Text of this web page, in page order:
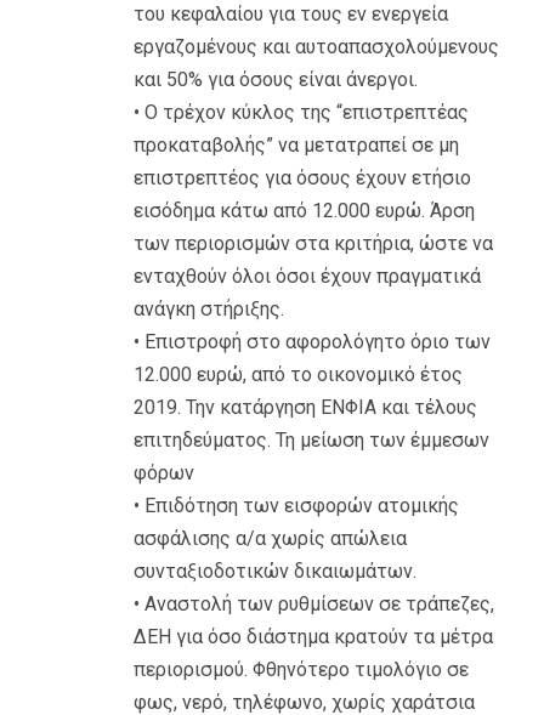
του κεφαλαίου για τους εν ενεργεία
εργαζομένους και αυτοαπασχολούμενους
και 50% για όσους είναι άνεργοι.
• Ο τρέχον κύκλος της “επιστρεπτέας
προκαταβολής” να μετατραπεί σε μη
επιστρεπτέος για όσους έχουν ετήσιο
εισόδημα κάτω από 12.000 ευρώ. Άρση
των περιορισμών στα κριτήρια, ώστε να
ενταχθούν όλοι όσοι έχουν πραγματικά
ανάγκη στήριξης.
• Επιστροφή στο αφορολόγητο όριο των
12.000 ευρώ, από το οικονομικό έτος
2019. Την κατάργηση ΕΝΦΙΑ και τέλους
επιτηδεύματος. Τη μείωση των έμμεσων
φόρων
• Επιδότηση των εισφορών ατομικής
ασφάλισης α/α χωρίς απώλεια
συνταξιοδοτικών δικαιωμάτων.
• Αναστολή των ρυθμίσεων σε τράπεζες,
ΔΕΗ για όσο διάστημα κρατούν τα μέτρα
περιορισμού. Φθηνότερο τιμολόγιο σε
φως, νερό, τηλέφωνο, χωρίς χαράτσια